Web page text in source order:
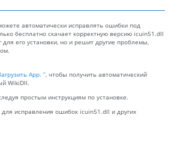
автоматически исправлять ошибки под
бесплатно скачает корректную версию icuin51.dll
его установки, но и решит другие проблемы,
App. ”, чтобы получить автоматический
WikiDll.
простым инструкциям по установке.
для исправления ошибок icuin51.dll и других